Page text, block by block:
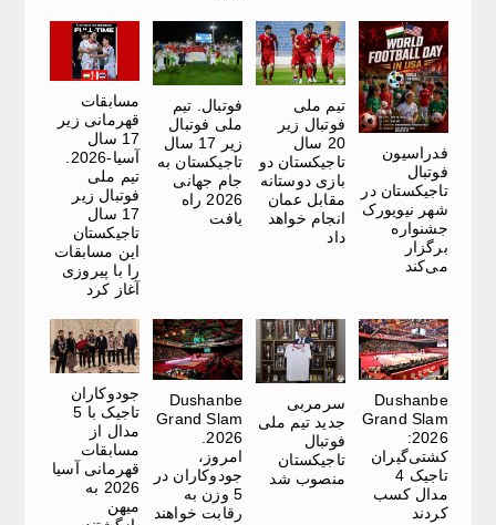
فدراسیون
فوتبال
تاجیکستان در
شهر نیویورک
جشنواره‌
برگزار
می‌کند
تیم ملی
فوتبال زیر
20 سال
تاجیکستان دو
بازی دوستانه
مقابل عمان
انجام خواهد
داد
فوتبال. تیم
ملی فوتبال
زیر 17 سال
تاجیکستان به
جام جهانی
2026 راه
یافت
مسابقات
قهرمانی زیر
17 سال
تیم ملی
فوتبال زیر
17 سال
تاجیکستان
این مسابقات
را با پیروزی
آغاز کرد
Dushanbe
Grand Slam
2026:
کشتی‌گیران
تاجیک 4
مدال کسب
کردند
سرمربی
جدید تیم ملی
فوتبال
تاجیکستان
منصوب شد
Dushanbe
Grand Slam
امروز،
جودوکاران در
5 وزن به
رقابت خواهند
جودوکاران
تاجیک با 5
مدال از
مسابقات
قهرمانی آسیا
2026 به
میهن